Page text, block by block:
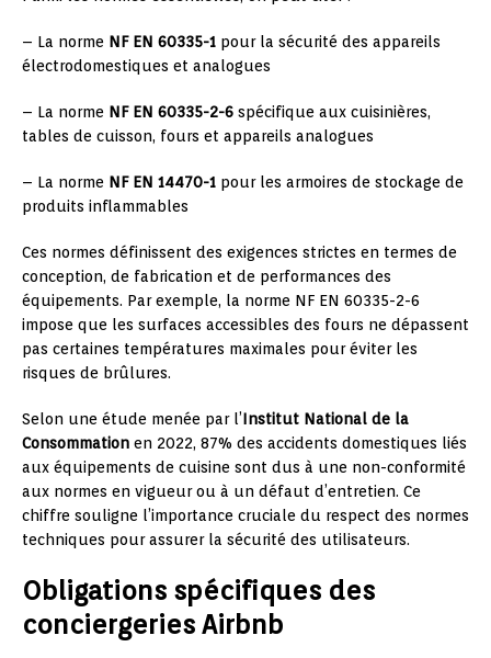
– La norme NF EN 60335-1 pour la sécurité des appareils
électrodomestiques et analogues
– La norme NF EN 60335-2-6 spécifique aux cuisinières,
tables de cuisson, fours et appareils analogues
– La norme NF EN 14470-1 pour les armoires de stockage de
produits inflammables
Ces normes définissent des exigences strictes en termes de
conception, de fabrication et de performances des
équipements. Par exemple, la norme NF EN 60335-2-6
impose que les surfaces accessibles des fours ne dépassent
pas certaines températures maximales pour éviter les
risques de brûlures.
Selon une étude menée par l’Institut National de la
Consommation en 2022, 87% des accidents domestiques liés
aux équipements de cuisine sont dus à une non-conformité
aux normes en vigueur ou à un défaut d’entretien. Ce
chiffre souligne l’importance cruciale du respect des normes
techniques pour assurer la sécurité des utilisateurs.
Obligations spécifiques des
conciergeries Airbnb